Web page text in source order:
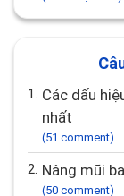
Nâng mũi
(5000 lượt xem)
Các dấu hiệu tụ dịch sau nâng mũi dễ nhận biết